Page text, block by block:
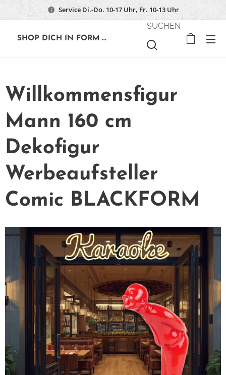
Service Di.-Do. 10-17 Uhr, Fr. 10-13 Uhr
SHOP DICH IN FORM ...
SUCHEN
Willkommensfigur
Mann 160 cm
Dekofigur
Werbeaufsteller
Comic BLACKFORM